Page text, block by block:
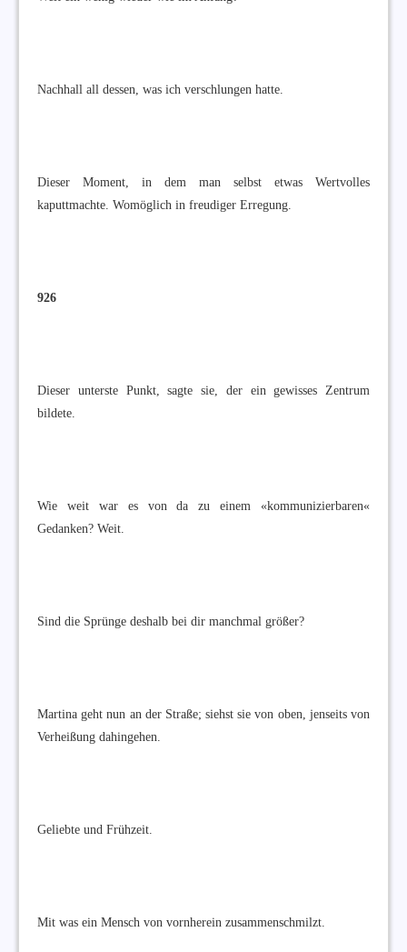
Nachhall all dessen, was ich verschlungen hatte.
Dieser Moment, in dem man selbst etwas Wertvolles
kaputtmachte. Womöglich in freudiger Erregung.
926
Dieser unterste Punkt, sagte sie, der ein gewisses Zentrum
bildete.
Wie weit war es von da zu einem «kommunizierbaren«
Gedanken? Weit.
Sind die Sprünge deshalb bei dir manchmal größer?
Martina geht nun an der Straße; siehst sie von oben, jenseits von
Verheißung dahingehen.
Geliebte und Frühzeit.
Mit was ein Mensch von vornherein zusammenschmilzt.